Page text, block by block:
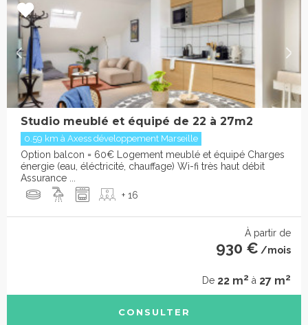
Studio meublé et équipé de 22 à 27m2
0.59 km à Axess développement Marseille
Option balcon = 60€ Logement meublé et équipé Charges
énergie (eau, éléctricité, chauffage) Wi-fi très haut débit
Assurance ...
+ 16
À partir de
930 € /mois
De 22 m2 à 27 m2
CONSULTER